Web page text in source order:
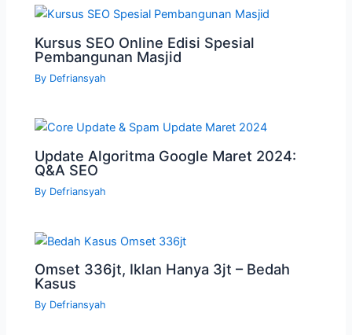
Kursus SEO Online Edisi Spesial
Pembangunan Masjid
By Defriansyah
Update Algoritma Google Maret 2024:
Q&A SEO
By Defriansyah
Omset 336jt, Iklan Hanya 3jt – Bedah
Kasus
By Defriansyah